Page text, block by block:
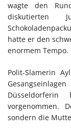
wagte den
diskutierten
hatte er den
enormem Tempo.
Polit-Slamerin
vorgenommen.
sondern die